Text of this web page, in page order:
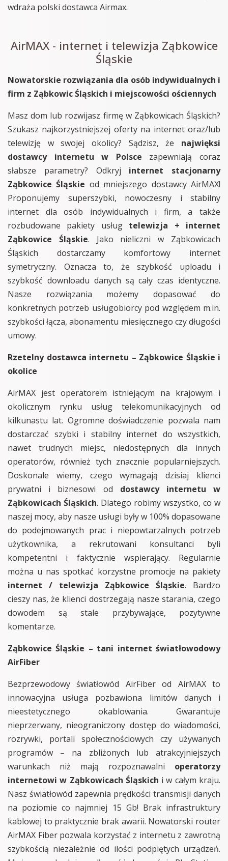
wdraża polski dostawca Airmax.
AirMAX - internet i telewizja Ząbkowice
Śląskie
Nowatorskie rozwiązania dla osób indywidualnych i
firm z Ząbkowic Śląskich i miejscowości ościennych
Masz dom lub rozwijasz firmę w Ząbkowicach Śląskich?
Szukasz najkorzystniejszej oferty na internet oraz/lub
telewizję w swojej okolicy? Sądzisz, że najwięksi
dostawcy internetu w Polsce zapewniają coraz
słabsze parametry? Odkryj internet stacjonarny
Ząbkowice Śląskie od mniejszego dostawcy AirMAX!
Proponujemy superszybki, nowoczesny i stabilny
internet dla osób indywidualnych i firm, a także
rozbudowane pakiety usług telewizja + internet
Ząbkowice Śląskie. Jako nieliczni w Ząbkowicach
Śląskich dostarczamy komfortowy internet
symetryczny. Oznacza to, że szybkość uploadu i
szybkość downloadu danych są cały czas identyczne.
Nasze rozwiązania możemy dopasować do
konkretnych potrzeb usługobiorcy pod względem m.in.
szybkości łącza, abonamentu miesięcznego czy długości
umowy.
Rzetelny dostawca internetu – Ząbkowice Śląskie i
okolice
AirMAX jest operatorem istniejącym na krajowym i
okolicznym rynku usług telekomunikacyjnych od
kilkunastu lat. Ogromne doświadczenie pozwala nam
dostarczać szybki i stabilny internet do wszystkich,
nawet trudnych miejsc, niedostępnych dla innych
operatorów, również tych znacznie popularniejszych.
Doskonale wiemy, czego wymagają dzisiaj klienci
prywatni i biznesowi od dostawcy internetu w
Ząbkowicach Śląskich. Dlatego robimy wszystko, co w
naszej mocy, aby nasze usługi były w 100% dopasowane
do podejmowanych prac i niepowtarzalnych potrzeb
użytkownika, a rekrutowani konsultanci byli
kompetentni i faktycznie wspierający. Regularnie
można u nas spotkać korzystne promocje na pakiety
internet / telewizja Ząbkowice Śląskie. Bardzo
cieszy nas, że klienci dostrzegają nasze starania, czego
dowodem są stale przybywające, pozytywne
komentarze.
Ząbkowice Śląskie – tani internet światłowodowy
AirFiber
Bezprzewodowy światłowód AirFiber od AirMAX to
innowacyjna usługa pozbawiona limitów danych i
nieestetycznego okablowania. Gwarantuje
nieprzerwany, nieograniczony dostęp do wiadomości,
rozrywki, portali społecznościowych czy używanych
programów – na zbliżonych lub atrakcyjniejszych
warunkach niż mają rozpoznawalni operatorzy
internetowi w Ząbkowicach Śląskich i w całym kraju.
Nasz światłowód zapewnia prędkości transmisji danych
na poziomie co najmniej 15 Gb! Brak infrastruktury
kablowej to praktycznie brak awarii. Nowatorski router
AirMAX Fiber pozwala korzystać z internetu z zawrotną
szybkością niezależnie od ilości podpiętych urządzeń.